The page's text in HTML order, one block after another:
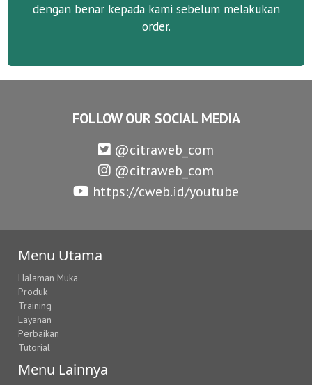
dengan benar kepada kami sebelum melakukan
order.
FOLLOW OUR SOCIAL MEDIA
@citraweb_com
@citraweb_com
https://cweb.id/youtube
Menu Utama
Halaman Muka
Produk
Training
Layanan
Perbaikan
Tutorial
Menu Lainnya